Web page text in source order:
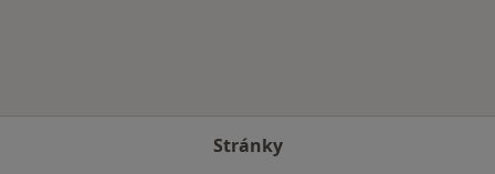
Stránky